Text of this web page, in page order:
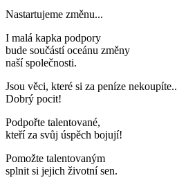
Nastartujeme změnu...
I malá kapka podpory
bude součástí oceánu změny
naší společnosti.
Jsou věci, které si za peníze nekoupíte..
Dobrý pocit!
Podpořte talentované,
kteří za svůj úspěch bojují!
Pomožte talentovaným
splnit si jejich životní sen.